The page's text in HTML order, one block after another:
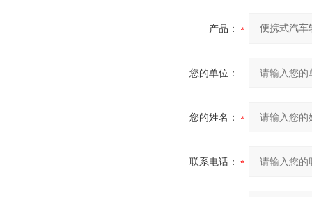
产品：
您的单位：
您的姓名：
联系电话：